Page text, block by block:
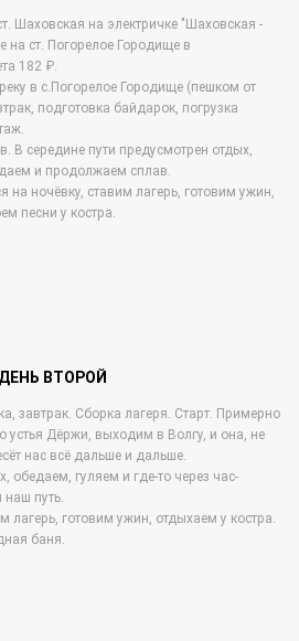
Шаховская на электричке "Шаховская -
на ст. Погорелое Городище в
182 ₽.
в c.Погорелое Городище (пешком от
подготовка байдарок, погрузка
В середине пути предусмотрен отдых,
и продолжаем сплав.
на ночёвку, ставим лагерь, готовим ужин,
песни у костра.
ДЕНЬ ВТОРОЙ
завтрак. Сборка лагеря. Старт. Примерно
устья Дёржи, выходим в Волгу, и она, не
нас всё дальше и дальше.
обедаем, гуляем и где-то через час-
путь.
лагерь, готовим ужин, отдыхаем у костра.
баня.